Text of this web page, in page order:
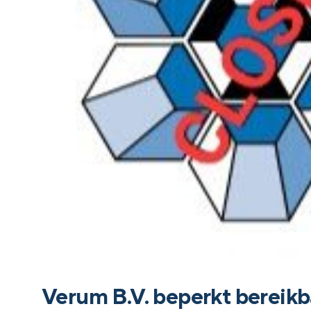
Verum B.V. beperkt